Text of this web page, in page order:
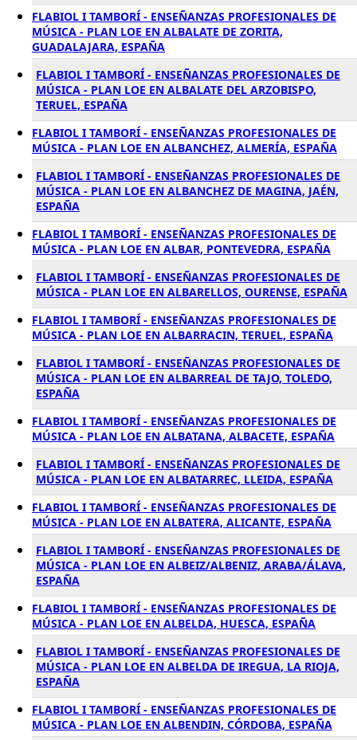
FLABIOL I TAMBORÍ - ENSEÑANZAS PROFESIONALES DE
MÚSICA - PLAN LOE EN ALBALATE DE ZORITA,
GUADALAJARA, ESPAÑA
FLABIOL I TAMBORÍ - ENSEÑANZAS PROFESIONALES DE
MÚSICA - PLAN LOE EN ALBALATE DEL ARZOBISPO,
TERUEL, ESPAÑA
FLABIOL I TAMBORÍ - ENSEÑANZAS PROFESIONALES DE
MÚSICA - PLAN LOE EN ALBANCHEZ, ALMERÍA, ESPAÑA
FLABIOL I TAMBORÍ - ENSEÑANZAS PROFESIONALES DE
MÚSICA - PLAN LOE EN ALBANCHEZ DE MAGINA, JAÉN,
ESPAÑA
FLABIOL I TAMBORÍ - ENSEÑANZAS PROFESIONALES DE
MÚSICA - PLAN LOE EN ALBAR, PONTEVEDRA, ESPAÑA
FLABIOL I TAMBORÍ - ENSEÑANZAS PROFESIONALES DE
MÚSICA - PLAN LOE EN ALBARELLOS, OURENSE, ESPAÑA
FLABIOL I TAMBORÍ - ENSEÑANZAS PROFESIONALES DE
MÚSICA - PLAN LOE EN ALBARRACIN, TERUEL, ESPAÑA
FLABIOL I TAMBORÍ - ENSEÑANZAS PROFESIONALES DE
MÚSICA - PLAN LOE EN ALBARREAL DE TAJO, TOLEDO,
ESPAÑA
FLABIOL I TAMBORÍ - ENSEÑANZAS PROFESIONALES DE
MÚSICA - PLAN LOE EN ALBATANA, ALBACETE, ESPAÑA
FLABIOL I TAMBORÍ - ENSEÑANZAS PROFESIONALES DE
MÚSICA - PLAN LOE EN ALBATARREC, LLEIDA, ESPAÑA
FLABIOL I TAMBORÍ - ENSEÑANZAS PROFESIONALES DE
MÚSICA - PLAN LOE EN ALBATERA, ALICANTE, ESPAÑA
FLABIOL I TAMBORÍ - ENSEÑANZAS PROFESIONALES DE
MÚSICA - PLAN LOE EN ALBEIZ/ALBENIZ, ARABA/ÁLAVA,
ESPAÑA
FLABIOL I TAMBORÍ - ENSEÑANZAS PROFESIONALES DE
MÚSICA - PLAN LOE EN ALBELDA, HUESCA, ESPAÑA
FLABIOL I TAMBORÍ - ENSEÑANZAS PROFESIONALES DE
MÚSICA - PLAN LOE EN ALBELDA DE IREGUA, LA RIOJA,
ESPAÑA
FLABIOL I TAMBORÍ - ENSEÑANZAS PROFESIONALES DE
MÚSICA - PLAN LOE EN ALBENDIN, CÓRDOBA, ESPAÑA